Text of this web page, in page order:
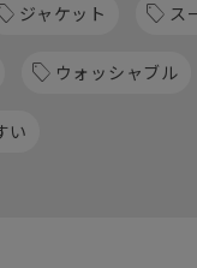
ジャケット ス
ウォッシャブル
い